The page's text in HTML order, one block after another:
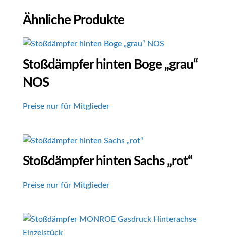
Ähnliche Produkte
Stoßdämpfer hinten Boge „grau“
NOS
Preise nur für Mitglieder
Stoßdämpfer hinten Sachs „rot“
Preise nur für Mitglieder